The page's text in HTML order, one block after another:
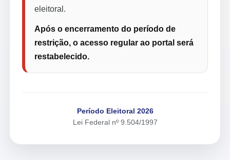
eleitoral.
Após o encerramento do período de
restrição, o acesso regular ao portal será
restabelecido.
Período Eleitoral 2026
Lei Federal nº 9.504/1997